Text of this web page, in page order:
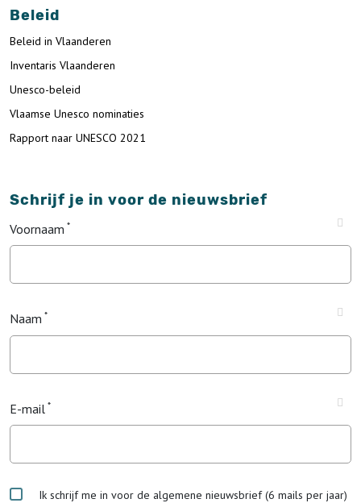
Beleid
Beleid in Vlaanderen
Inventaris Vlaanderen
Unesco-beleid
Vlaamse Unesco nominaties
Rapport naar UNESCO 2021
Schrijf je in voor de nieuwsbrief
Voornaam
Naam
E-mail
Ik schrijf me in voor de algemene nieuwsbrief (6 mails per jaar)